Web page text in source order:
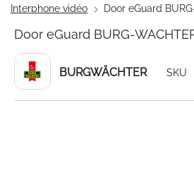
Interphone vidéo
Door eGuard
Door eGuard BURG-
BURGWÄCHTER SKU